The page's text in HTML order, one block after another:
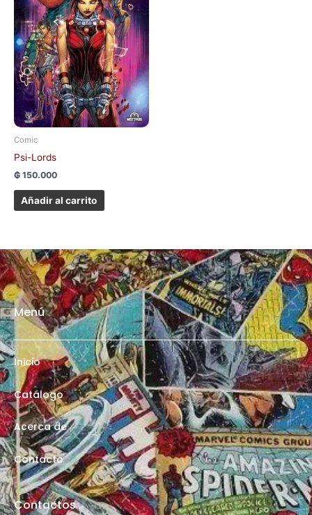
Comic
Psi-Lords
₲ 150.000
Añadir al carrito
Menú
Inicio
Catálogo
Acerca de
Contacto
Contactos